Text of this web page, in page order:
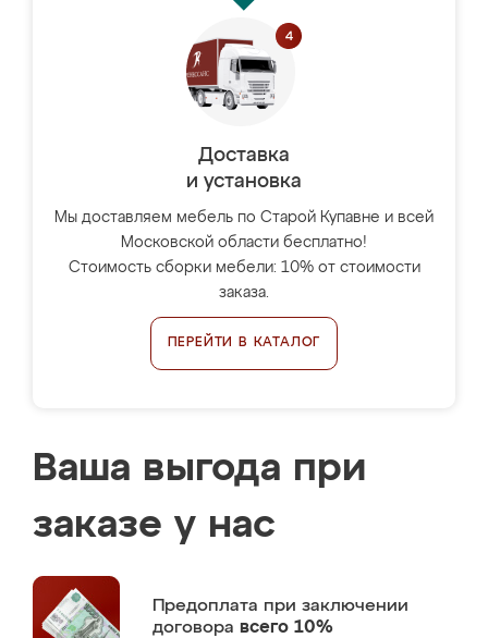
Доставка
и установка
Мы доставляем мебель по Старой Купавне и всей
Московской области бесплатно!
Стоимость сборки мебели: 10% от стоимости
заказа.
ПЕРЕЙТИ В КАТАЛОГ
Ваша выгода при
заказе у нас
Предоплата при заключении
договора всего 10%